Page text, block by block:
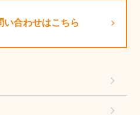
い合わせはこちら